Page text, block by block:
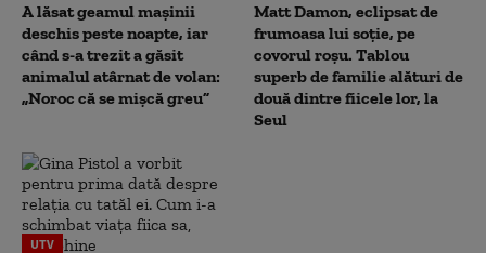
A lăsat geamul mașinii
deschis peste noapte, iar
când s-a trezit a găsit
animalul atârnat de volan:
„Noroc că se mișcă greu”
Matt Damon, eclipsat de
frumoasa lui soție, pe
covorul roșu. Tablou
superb de familie alături de
două dintre fiicele lor, la
Seul
UTV